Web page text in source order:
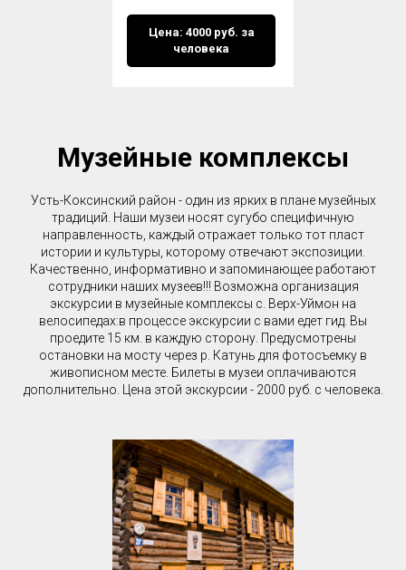
Цена: 4000 руб. за
человека
Музейные комплексы
Усть-Коксинский район - один из ярких в плане музейных
традиций. Наши музеи носят сугубо специфичную
направленность, каждый отражает только тот пласт
истории и культуры, которому отвечают экспозиции.
Качественно, информативно и запоминающее работают
сотрудники наших музеев!!! Возможна организация
экскурсии в музейные комплексы с. Верх-Уймон на
велосипедах:в процессе экскурсии с вами едет гид. Вы
проедите 15 км. в каждую сторону. Предусмотрены
остановки на мосту через р. Катунь для фотосъемку в
живописном месте. Билеты в музеи оплачиваются
дополнительно. Цена этой экскурсии - 2000 руб. с человека.